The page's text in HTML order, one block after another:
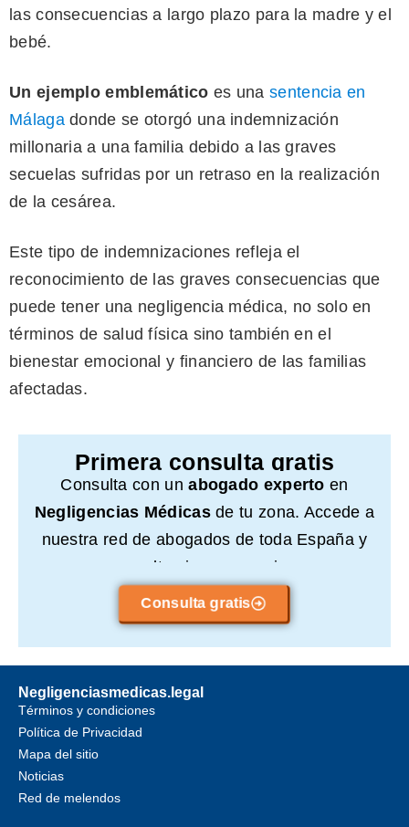
las consecuencias a largo plazo para la madre y el
bebé.
Un ejemplo emblemático es unasentencia en
Málagadonde se otorgó una indemnización
millonaria a una familia debido a las graves
secuelas sufridas por un retraso en la realización
de la cesárea.
Este tipo de indemnizaciones refleja el
reconocimiento de las graves consecuencias que
puede tener una negligencia médica, no solo en
términos de salud física sino también en el
bienestar emocional y financiero de las familias
afectadas.
Primera consulta gratis
Consulta con unabogado experto en
Negligencias Médicasde tu zona. Accede a
nuestra red de abogados de toda España y
consulta sin compromiso.
Consulta gratis
Negligenciasmedicas.legal
Términos y condiciones
Política de Privacidad
Mapa del sitio
Noticias
Red de melendos